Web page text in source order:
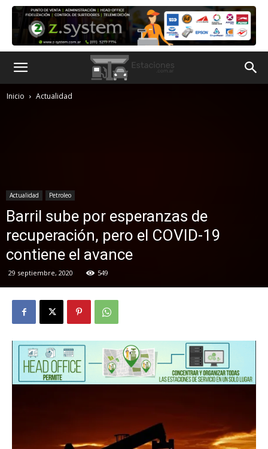
Inicio Actualidad
Actualidad Petroleo
Barril sube por esperanzas de
recuperación, pero el COVID-19
contiene el avance
29 septiembre, 2020 549